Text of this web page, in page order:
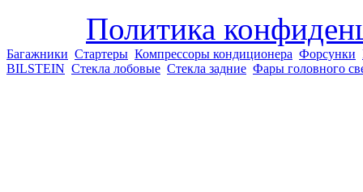
Политика
Багажники Стартеры Компрессоры кондиционера Форсунки
BILSTEIN Стекла лобовые Стекла задние Фары головного